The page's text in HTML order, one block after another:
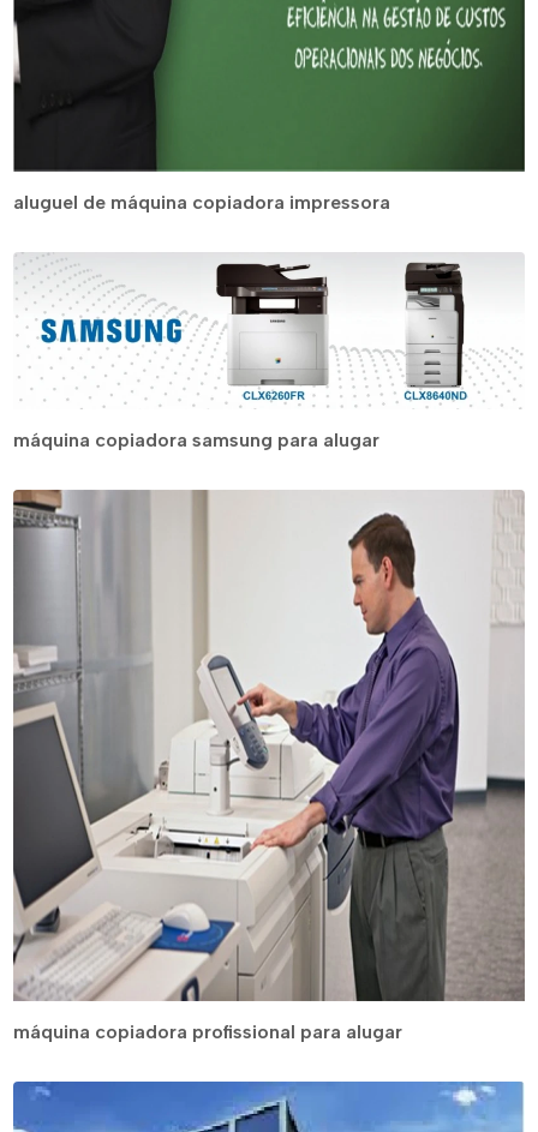
aluguel de máquina copiadora impressora
máquina copiadora samsung para alugar
máquina copiadora profissional para alugar